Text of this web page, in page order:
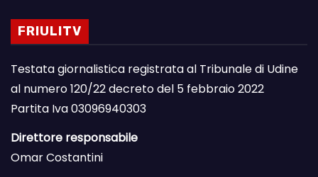
FRIULITV
Testata giornalistica registrata al Tribunale di Udine
al numero 120/22 decreto del 5 febbraio 2022
Partita Iva 03096940303
Direttore responsabile
Omar Costantini